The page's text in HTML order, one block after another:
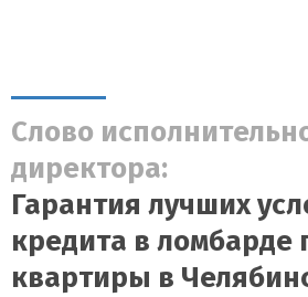
Слово
директора:
Гарантия лучших
кредита в ломбарде
квартиры в